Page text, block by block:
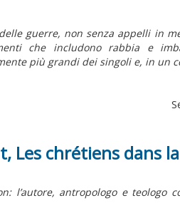
guerre, non senza appelli in
che includono rabbia e
più grandi dei singoli e, in un
Les chrétiens dans
l’autore, antropologo e teologo